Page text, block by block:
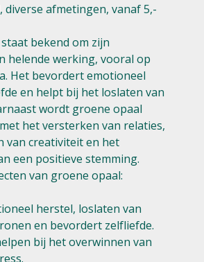
diverse afmetingen, vanaf 5,-
bekend om zijn
helende werking, vooral op
Het bevordert emotioneel
en helpt bij het loslaten van
wordt groene opaal
het versterken van relaties,
van creativiteit en het
een positieve stemming.
van groene opaal:
herstel, loslaten van
en bevordert zelfliefde.
bij het overwinnen van